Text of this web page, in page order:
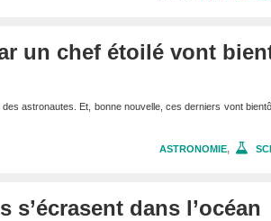
un chef étoilé vont
astronautes. Et, bonne nouvelle, ces derniers vont
ASTRONOMIE,
s’écrasent dans l’océan